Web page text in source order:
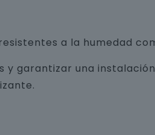
a la humedad
garantizar una